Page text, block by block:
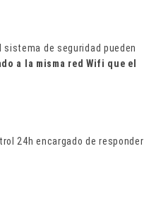
de seguridad pueden
a la misma red Wifi que el
24h encargado de responder